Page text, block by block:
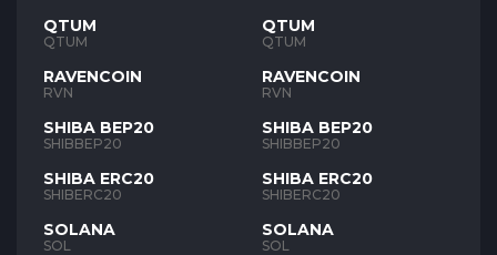
QTUM
QTUM
RAVENCOIN
RVN
SHIBA BEP20
SHIBBEP20
SHIBA ERC20
SHIBERC20
SOLANA
SOL
QTUM
QTUM
RAVENCOIN
RVN
SHIBA BEP20
SHIBBEP20
SHIBA ERC20
SHIBERC20
SOLANA
SOL